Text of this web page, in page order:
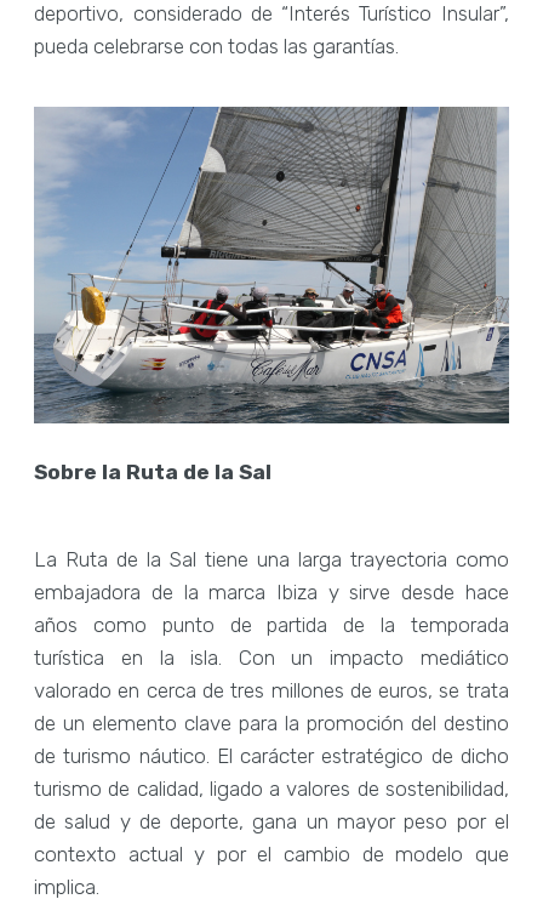
deportivo, considerado de “Interés Turístico Insular”,
pueda celebrarse con todas las garantías.
Sobre la Ruta de la Sal
La Ruta de la Sal tiene una larga trayectoria como
embajadora de la marca Ibiza y sirve desde hace
años como punto de partida de la temporada
turística en la isla. Con un impacto mediático
valorado en cerca de tres millones de euros, se trata
de un elemento clave para la promoción del destino
de turismo náutico. El carácter estratégico de dicho
turismo de calidad, ligado a valores de sostenibilidad,
de salud y de deporte, gana un mayor peso por el
contexto actual y por el cambio de modelo que
implica.